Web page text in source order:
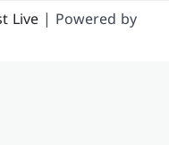
ചീഫ്
Live | Powered by